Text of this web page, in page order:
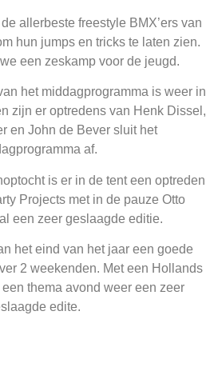
allerbeste freestyle BMX’ers van
hun jumps en tricks te laten zien.
een zeskamp voor de jeugd.
het middagprogramma is weer in
zijn er optredens van Henk Dissel,
en John de Bever sluit het
af.
is er in de tent een optreden
Projects met in de pauze Otto
een zeer geslaagde editie.
het eind van het jaar een goede
2 weekenden. Met een Hollands
een thema avond weer een zeer
edite.